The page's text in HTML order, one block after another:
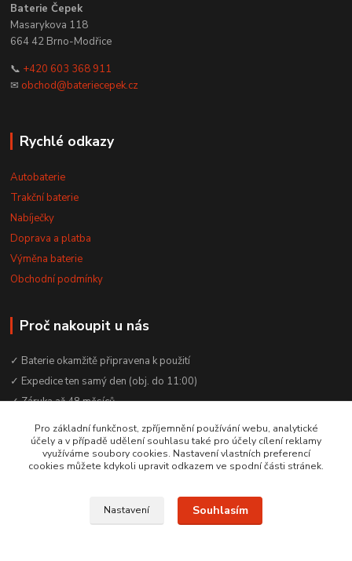
Baterie Čepek
Masarykova 118
664 42 Brno-Modřice
📞 +420 603 368 911
✉ obchod@bateriecepek.cz
Rychlé odkazy
Autobaterie
Trakční baterie
Nabíječky
Doprava a platba
Výměna baterie
Obchodní podmínky
Proč nakoupit u nás
✓ Baterie okamžitě připravena k použití
✓ Expedice ten samý den (obj. do 11:00)
✓ Záruka až 48 měsíců
✓ Odborné poradenství zdarma
✓ Česká rodinná firma od 2012
✓ YouTube kanál s návody a testy baterií
Pro základní funkčnost, zpříjemnění používání webu, analytické
účely a v případě udělení souhlasu také pro účely cílení reklamy
využíváme soubory cookies. Nastavení vlastních preferencí
cookies můžete kdykoli upravit odkazem ve spodní části stránek.
Nastavení Souhlasím